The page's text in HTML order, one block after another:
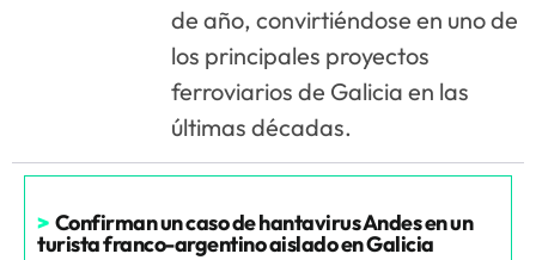
de año, convirtiéndose en uno de
los principales proyectos
ferroviarios de Galicia en las
últimas décadas.
> Confirman un caso de hantavirus Andes en un
turista franco-argentino aislado en Galicia